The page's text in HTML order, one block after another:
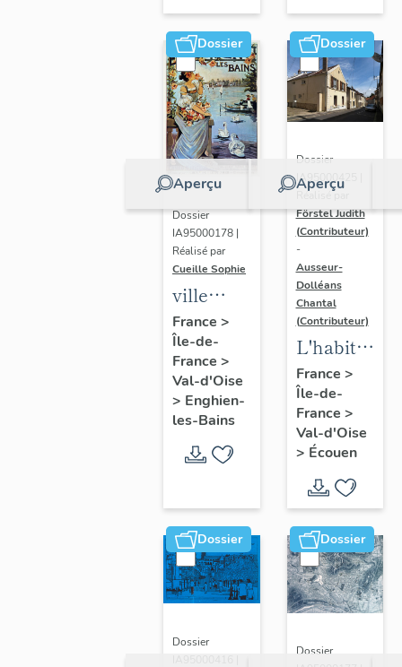
Dossier
Aperçu
Dossier
IA95000178 |
Réalisé par
Cueille Sophie
ville
thermale
d'Enghien-
les-Bains
France >
Île-de-
France >
Val-d'Oise
> Enghien-
les-Bains
Dossier
Aperçu
Dossier
IA95000425 |
Réalisé par
Förstel Judith
(Contributeur)
-
Ausseur-
Dolléans
Chantal
(Contributeur)
L'habitat
d'Ecouen
France >
Île-de-
France >
Val-d'Oise
> Écouen
Dossier
Dossier
Dossier
Dossier